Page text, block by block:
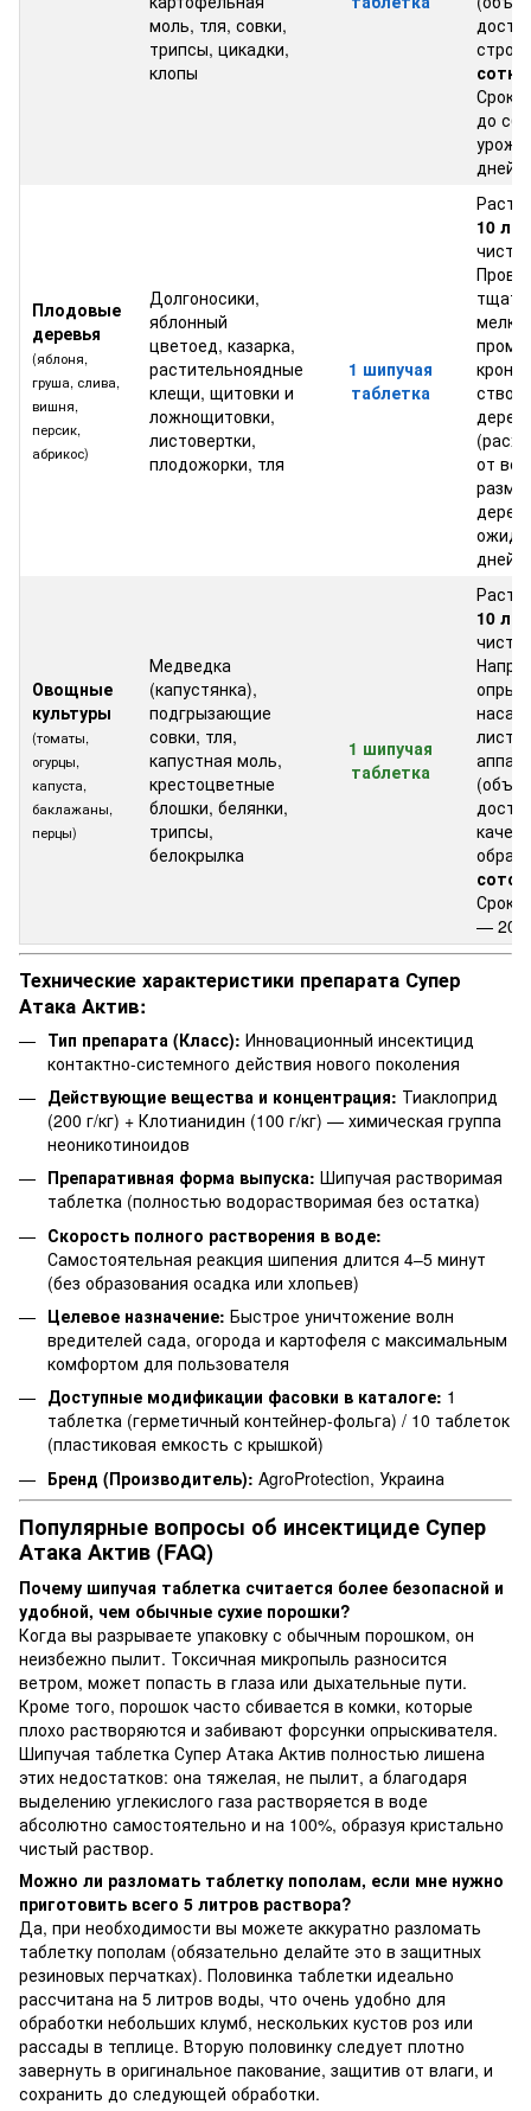
моль, тля, совки,
трипсы, цикадки,
клопы
сотки
Срок
до
дней.
Плодовые
деревья
(яблоня,
груша, слива,
вишня,
персик,
абрикос)
Долгоносики,
яблонный
цветоед, казарка,
растительноядные
клещи, щитовки и
ложнощитовки,
листовертки,
плодожорки, тля
1 шипучая
таблетка
10
кроны
от
дней.
Овощные
культуры
(томаты,
огурцы,
капуста,
баклажаны,
перцы)
Медведка
(капустянка),
подгрызающие
совки, тля,
капустная моль,
крестоцветные
блошки, белянки,
трипсы,
белокрылка
1 шипучая
таблетка
10
соток
Срок
— 20
Технические характеристики препарата Супер
Атака Актив:
Тип препарата (Класс): Инновационный инсектицид
контактно-системного действия нового поколения
Действующие вещества и концентрация: Тиаклоприд
(200 г/кг) + Клотианидин (100 г/кг) — химическая группа
неоникотиноидов
Препаративная форма выпуска: Шипучая растворимая
таблетка (полностью водорастворимая без остатка)
Скорость полного растворения в воде:
Самостоятельная реакция шипения длится 4–5 минут
(без образования осадка или хлопьев)
Целевое назначение: Быстрое уничтожение волн
вредителей сада, огорода и картофеля с максимальным
комфортом для пользователя
Доступные модификации фасовки в каталоге: 1
таблетка (герметичный контейнер-фольга) / 10 таблеток
(пластиковая емкость с крышкой)
Бренд (Производитель): AgroProtection, Украина
Популярные вопросы об инсектициде Супер
Атака Актив (FAQ)
Почему шипучая таблетка считается более безопасной и
удобной, чем обычные сухие порошки?
Когда вы разрываете упаковку с обычным порошком, он
неизбежно пылит. Токсичная микропыль разносится
ветром, может попасть в глаза или дыхательные пути.
Кроме того, порошок часто сбивается в комки, которые
плохо растворяются и забивают форсунки опрыскивателя.
Шипучая таблетка Супер Атака Актив полностью лишена
этих недостатков: она тяжелая, не пылит, а благодаря
выделению углекислого газа растворяется в воде
абсолютно самостоятельно и на 100%, образуя кристально
чистый раствор.
Можно ли разломать таблетку пополам, если мне нужно
приготовить всего 5 литров раствора?
Да, при необходимости вы можете аккуратно разломать
таблетку пополам (обязательно делайте это в защитных
резиновых перчатках). Половинка таблетки идеально
рассчитана на 5 литров воды, что очень удобно для
обработки небольших клумб, нескольких кустов роз или
рассады в теплице. Вторую половинку следует плотно
завернуть в оригинальное пакование, защитив от влаги, и
сохранить до следующей обработки.